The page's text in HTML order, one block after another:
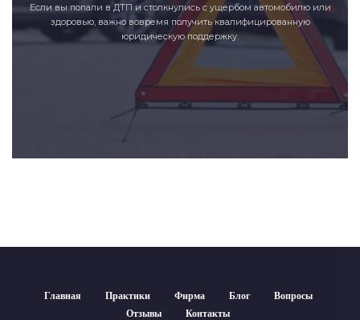
Если вы попали в ДТП и столкнулись с ущербом автомобилю или
здоровью, важно вовремя получить квалифицированную
юридическую поддержку.
Главная Практики Фирма Блог
Вопросы
Отзывы
Контакты